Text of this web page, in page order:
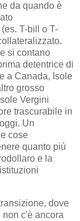
da quando è
T-bill o T-
si contano
detentrice di
a Canada, Isole
grosso
Vergini
trascurabile in
Un
cose
quanto più
e la
dove
c'è ancora